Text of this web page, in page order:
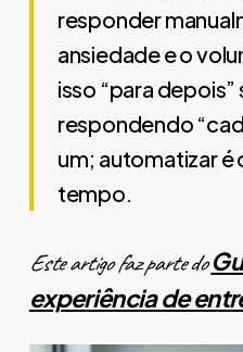
responder
ansiedade e o
isso “para
respondendo
um; automatizar é
tempo.
Este artigo faz parte do
experiência de